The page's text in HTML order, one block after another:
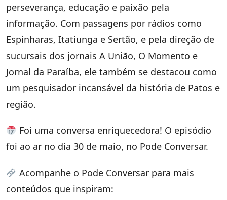
perseverança, educação e paixão pela
informação. Com passagens por rádios como
Espinharas, Itatiunga e Sertão, e pela direção de
sucursais dos jornais A União, O Momento e
Jornal da Paraíba, ele também se destacou como
um pesquisador incansável da história de Patos e
região.
Foi uma conversa enriquecedora! O episódio
foi ao ar no dia 30 de maio, no Pode Conversar.
Acompanhe o Pode Conversar para mais
conteúdos que inspiram: